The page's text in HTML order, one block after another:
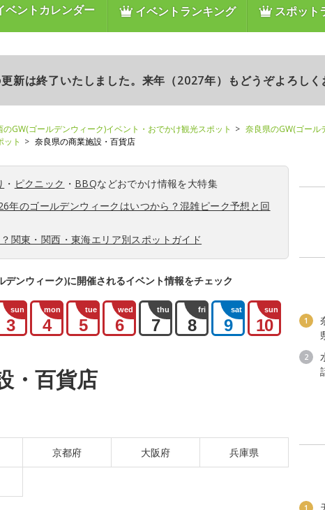
ベントカレンダー イベントランキング スポット
新は終了いたしました。来年（2027年）もどうぞよろしく
のGW(ゴールデンウィーク)イベント・おでかけ観光スポット
奈良県のGW(ゴール
ット
奈良県の商業施設・百貨店
・ ピクニック ・ BBQなどおでかけ情報を大特集
年のゴールデンウィークはいつから？混雑ピーク予想と回
関東・関西・東海エリア別スポットガイド
デンウィーク)に開催されるイベント情報をチェック
sun
3
mon
4
tue
5
wed
6
thu
7
fri
8
sat
9
sun
10
・百貨店
京都府 大阪府 兵庫県
1
2
1